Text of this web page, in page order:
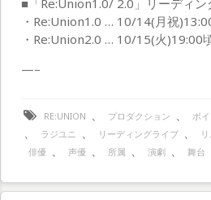
■「Re:Union1.0/ 2.0」リーディ
・Re:Union1.0 … 10/14(月祝
・Re:Union2.0 … 10/15(火)19:00
—–
RE:UNION 、 プロダクション 、 ボ
、 ラジユニ 、 リーディングライブ 、
俳優 、 声優 、 所属 、 演劇 、 舞台